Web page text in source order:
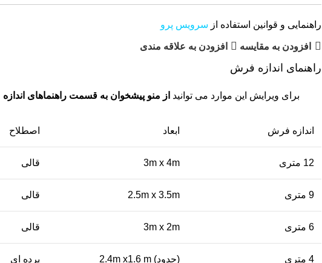
راهنمایی و قوانین استفاده از سرویس پرو
افزودن به مقایسه افزودن به علاقه مندی
راهنمای اندازه فرش
برای ویرایش این موارد می توانید از منو پیشخوان به قسمت راهنماهای اندازه
اندازه فرش ابعاد اصطلاح
12 متری 3m x 4m قالی
9 متری 2.5m x 3.5m قالی
6 متری 3m x 2m قالی
4 متری (حدود) 2.4m x1.6 m پرده ای